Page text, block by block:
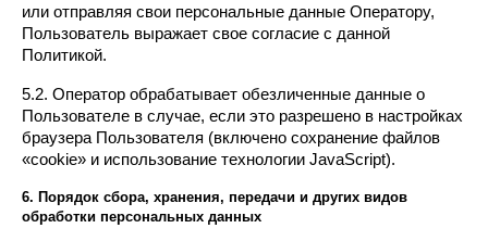
или отправляя свои персональные данные Оператору,
Пользователь выражает свое согласие с данной
Политикой.
5.2. Оператор обрабатывает обезличенные данные о
Пользователе в случае, если это разрешено в настройках
браузера Пользователя (включено сохранение файлов
«cookie» и использование технологии JavaScript).
6. Порядок сбора, хранения, передачи и других видов
обработки персональных данных